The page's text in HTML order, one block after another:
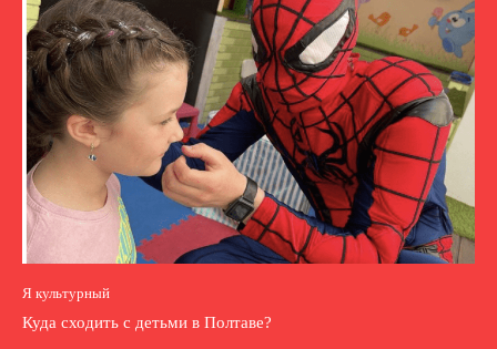
Я культурный
Куда сходить с детьми в Полтаве?